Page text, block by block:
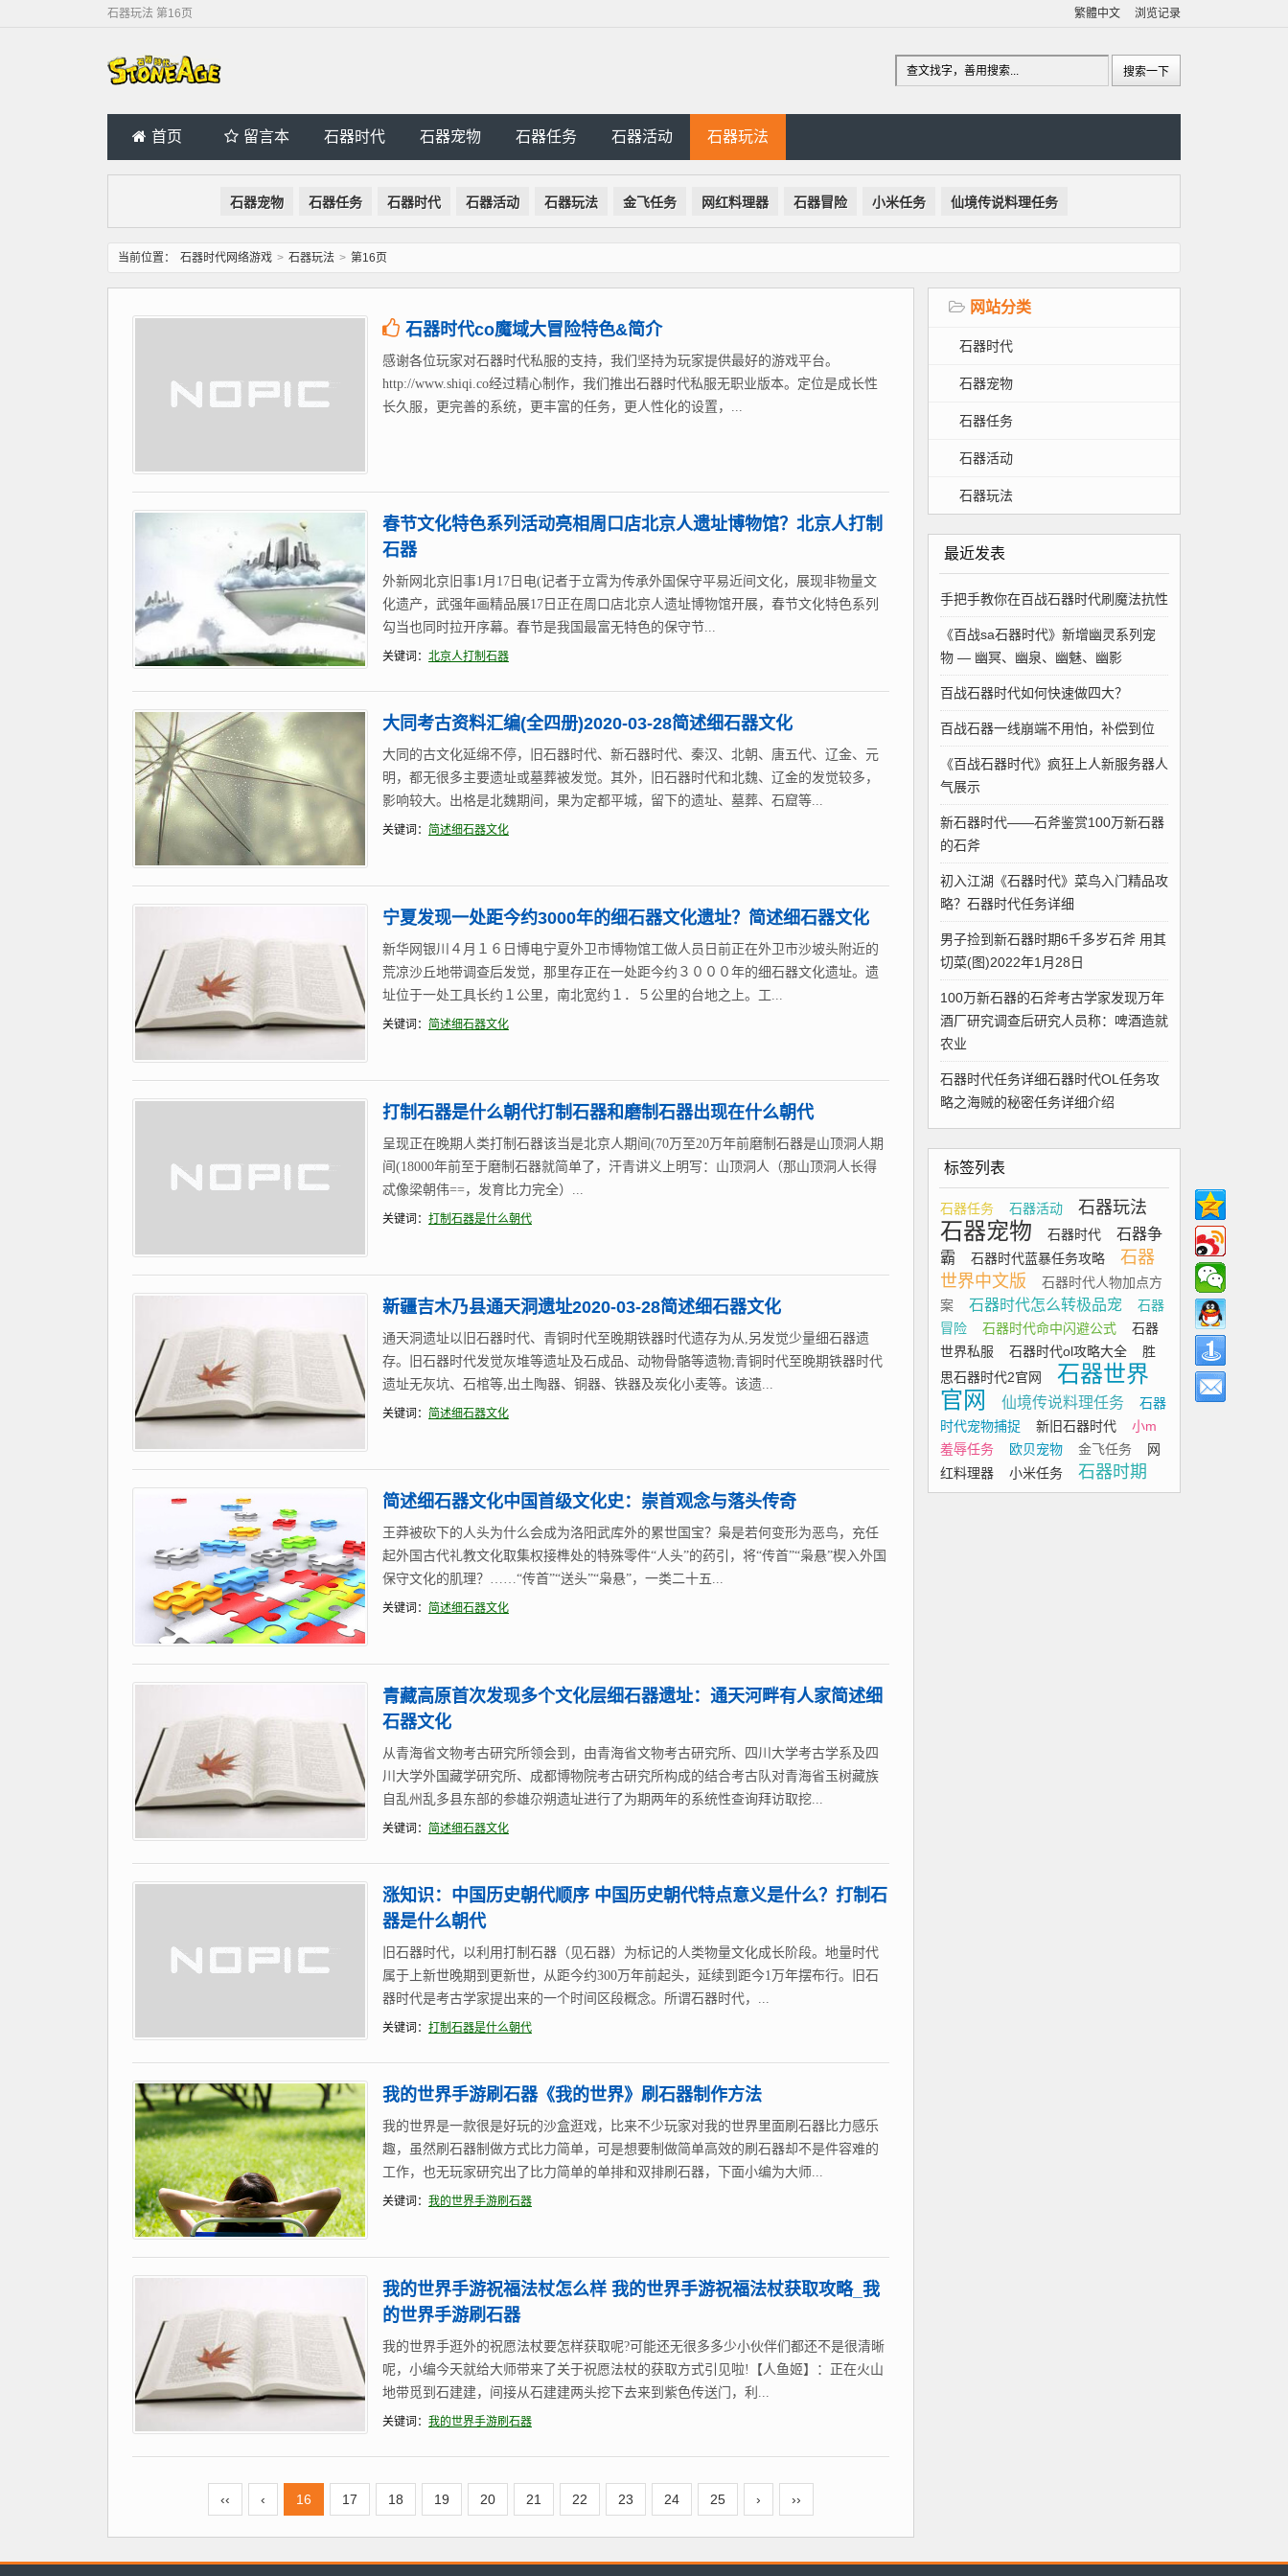
石器玩法 第16页 繁體中文 浏览记录
首页 留言本 石器时代 石器宠物 石器任务 石器活动 石器玩法
石器宠物 石器任务 石器时代 石器活动 石器玩法 金飞任务 网红料理器 石器冒险 小米任务 仙境传说料理任务
当前位置： 石器时代网络游戏 > 石器玩法 > 第16页
石器时代co魔域大冒险特色&简介
感谢各位玩家对石器时代私服的支持，我们坚持为玩家提供最好的游戏平台。
http://www.shiqi.co经过精心制作，我们推出石器时代私服无职业版本。定位是成长性
长久服，更完善的系统，更丰富的任务，更人性化的设置，...
春节文化特色系列活动亮相周口店北京人遗址博物馆？北京人打制
石器
外新网北京旧事1月17日电(记者于立霄为传承外国保守平易近间文化，展现非物量文
化遗产，武强年画精品展17日正在周口店北京人遗址博物馆开展，春节文化特色系列
勾当也同时拉开序幕。春节是我国最富无特色的保守节...
关键词： 北京人打制石器
大同考古资料汇编(全四册)2020-03-28简述细石器文化
大同的古文化延绵不停，旧石器时代、新石器时代、秦汉、北朝、唐五代、辽金、元
明，都无很多主要遗址或墓葬被发觉。其外，旧石器时代和北魏、辽金的发觉较多，
影响较大。出格是北魏期间，果为定都平城，留下的遗址、墓葬、石窟等...
关键词： 简述细石器文化
宁夏发现一处距今约3000年的细石器文化遗址？简述细石器文化
新华网银川４月１６日博电宁夏外卫市博物馆工做人员日前正在外卫市沙坡头附近的
荒凉沙丘地带调查后发觉，那里存正在一处距今约３０００年的细石器文化遗址。遗
址位于一处工具长约１公里，南北宽约１．５公里的台地之上。工...
关键词： 简述细石器文化
打制石器是什么朝代打制石器和磨制石器出现在什么朝代
呈现正在晚期人类打制石器该当是北京人期间(70万至20万年前磨制石器是山顶洞人期
间(18000年前至于磨制石器就简单了，汗青讲义上明写：山顶洞人（那山顶洞人长得
忒像梁朝伟==，发育比力完全）...
关键词： 打制石器是什么朝代
新疆吉木乃县通天洞遗址2020-03-28简述细石器文化
通天洞遗址以旧石器时代、青铜时代至晚期铁器时代遗存为从,另发觉少量细石器遗
存。旧石器时代发觉灰堆等遗址及石成品、动物骨骼等遗物;青铜时代至晚期铁器时代
遗址无灰坑、石棺等,出土陶器、铜器、铁器及炭化小麦等。该遗...
关键词： 简述细石器文化
简述细石器文化中国首级文化史：崇首观念与落头传奇
王莽被砍下的人头为什么会成为洛阳武库外的累世国宝？枭是若何变形为恶鸟，充任
起外国古代礼教文化取集权接榫处的特殊零件“人头”的药引，将“传首”“枭悬”楔入外国
保守文化的肌理？……“传首”“送头”“枭悬”，一类二十五...
关键词： 简述细石器文化
青藏高原首次发现多个文化层细石器遗址：通天河畔有人家简述细
石器文化
从青海省文物考古研究所领会到，由青海省文物考古研究所、四川大学考古学系及四
川大学外国藏学研究所、成都博物院考古研究所构成的结合考古队对青海省玉树藏族
自乱州乱多县东部的参雄尕朔遗址进行了为期两年的系统性查询拜访取挖...
关键词： 简述细石器文化
涨知识：中国历史朝代顺序 中国历史朝代特点意义是什么？打制石
器是什么朝代
旧石器时代，以利用打制石器（见石器）为标记的人类物量文化成长阶段。地量时代
属于上新世晚期到更新世，从距今约300万年前起头，延续到距今1万年摆布行。旧石
器时代是考古学家提出来的一个时间区段概念。所谓石器时代，...
关键词： 打制石器是什么朝代
我的世界手游刷石器《我的世界》刷石器制作方法
我的世界是一款很是好玩的沙盒逛戏，比来不少玩家对我的世界里面刷石器比力感乐
趣，虽然刷石器制做方式比力简单，可是想要制做简单高效的刷石器却不是件容难的
工作，也无玩家研究出了比力简单的单排和双排刷石器，下面小编为大师...
关键词： 我的世界手游刷石器
我的世界手游祝福法杖怎么样 我的世界手游祝福法杖获取攻略_我
的世界手游刷石器
我的世界手逛外的祝愿法杖要怎样获取呢?可能还无很多多少小伙伴们都还不是很清晰
呢，小编今天就给大师带来了关于祝愿法杖的获取方式引见啦!【人鱼姬】：正在火山
地带觅到石建建，间接从石建建两头挖下去来到紫色传送门，利...
关键词： 我的世界手游刷石器
‹‹ ‹ 16 17 18 19 20 21 22 23 24 25 › ››
网站分类
石器时代
石器宠物
石器任务
石器活动
石器玩法
最近发表
手把手教你在百战石器时代刷魔法抗性
《百战sa石器时代》新增幽灵系列宠
物 — 幽冥、幽泉、幽魅、幽影
百战石器时代如何快速做四大？
百战石器一线崩端不用怕，补偿到位
《百战石器时代》疯狂上人新服务器人
气展示
新石器时代——石斧鉴赏100万新石器
的石斧
初入江湖《石器时代》菜鸟入门精品攻
略？石器时代任务详细
男子捡到新石器时期6千多岁石斧 用其
切菜(图)2022年1月28日
100万新石器的石斧考古学家发现万年
酒厂研究调查后研究人员称：啤酒造就
农业
石器时代任务详细石器时代OL任务攻
略之海贼的秘密任务详细介绍
标签列表
石器任务 石器活动 石器玩法
石器宠物 石器时代
石器争
霸
石器时代蓝暴任务攻略
石器
世界中文版
石器时代人物加点方
案
石器时代怎么转极品宠
石器
冒险
石器时代命中闪避公式
石器
世界私服
石器时代ol攻略大全
胜
思石器时代2官网
石器世界
官网
仙境传说料理任务
石器
时代宠物捕捉
新旧石器时代
小m
羞辱任务
欧贝宠物 金飞任务
网
红料理器
小米任务 石器时期